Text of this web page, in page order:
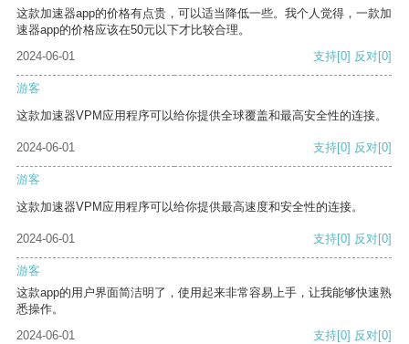
这款加速器app的价格有点贵，可以适当降低一些。我个人觉得，一款加
速器app的价格应该在50元以下才比较合理。
2024-06-01
支持[0] 反对[0]
游客
这款加速器VPM应用程序可以给你提供全球覆盖和最高安全性的连接。
2024-06-01 支持[0] 反对[0]
游客
这款加速器VPM应用程序可以给你提供最高速度和安全性的连接。
2024-06-01 支持[0] 反对[0]
游客
这款app的用户界面简洁明了，使用起来非常容易上手，让我能够快速熟
悉操作。
2024-06-01
支持[0] 反对[0]